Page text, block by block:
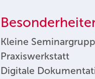
Kleine
Praxiswerkstatt
Digitale